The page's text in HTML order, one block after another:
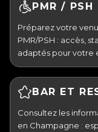
PMR / PSH
Préparez votre
PMR/PSH : accès,
adaptés pour votre
BAR ET
Consultez les
en Champagne :